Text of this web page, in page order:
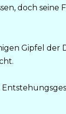
doch seine
Gipfel